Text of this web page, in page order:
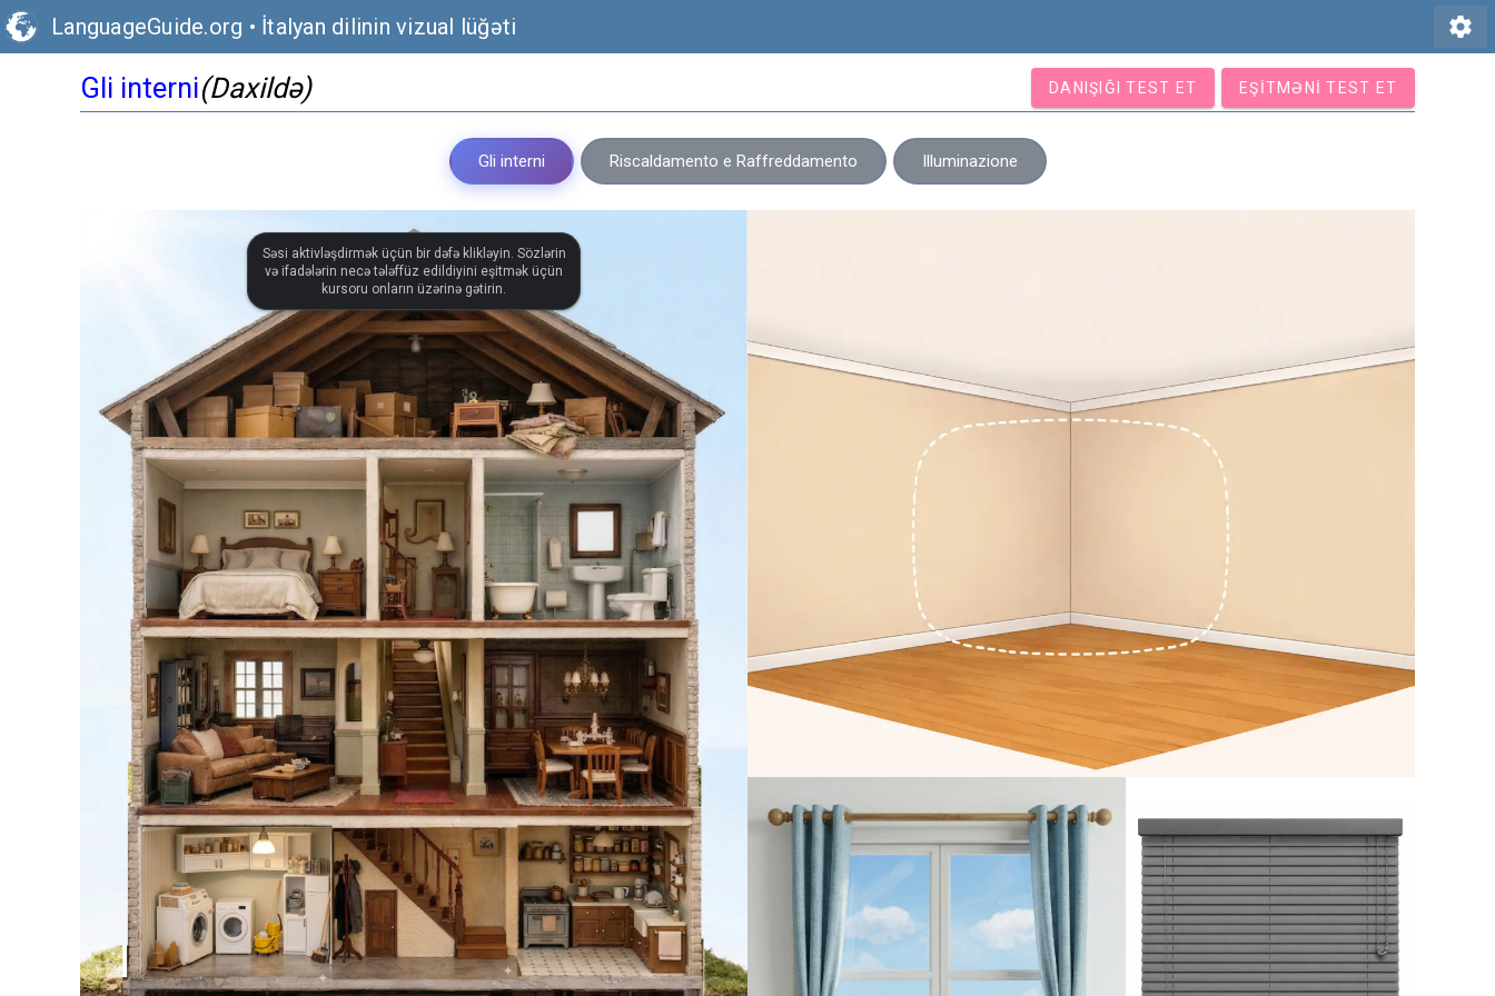
LanguageGuide.org • İtalyan dilinin vizual lüğəti settings
Gli interni(Daxildə) DANIŞIĞI TEST ET EŞITMƏNI TEST ET
Gli interni Riscaldamento e Raffreddamento Illuminazione
Səsi aktivləşdirmək üçün bir dəfə klikləyin. Sözlərin
və ifadələrin necə tələffüz edildiyini eşitmək üçün
kursoru onların üzərinə gətirin.